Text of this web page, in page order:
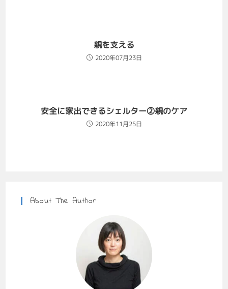
親を支える
2020年07月23日
安全に家出できるシェルター②親のケア
2020年11月25日
About The Author